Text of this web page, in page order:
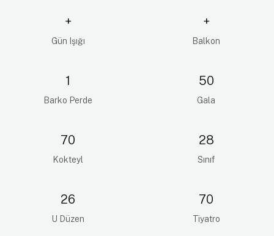
+
Gün Işığı
+
Balkon
1
Barko Perde
50
Gala
70
Kokteyl
28
Sınıf
26
U Düzen
70
Tiyatro